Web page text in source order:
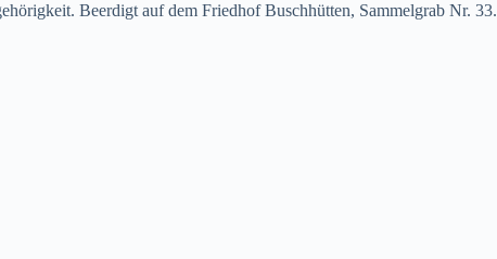
Beerdigt auf dem Friedhof Buschhütten, Sammelgrab Nr. 33.